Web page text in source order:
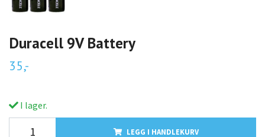
Duracell 9V Battery
35,-
I lager.
LEGG I HANDLEKURV